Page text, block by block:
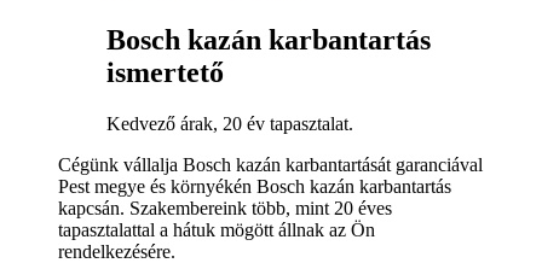
Bosch kazán karbantartás
ismertető
Kedvező árak, 20 év tapasztalat.
Cégünk vállalja Bosch kazán karbantartását garanciával
Pest megye és környékén Bosch kazán karbantartás
kapcsán. Szakembereink több, mint 20 éves
tapasztalattal a hátuk mögött állnak az Ön
rendelkezésére.